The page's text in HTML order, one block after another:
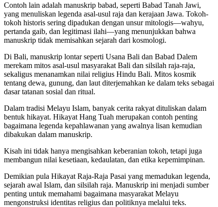
Contoh lain adalah manuskrip babad, seperti Babad Tanah Jawi,
yang menuliskan legenda asal-usul raja dan kerajaan Jawa. Tokoh-
tokoh historis sering dipadukan dengan unsur mitologis—wahyu,
pertanda gaib, dan legitimasi ilahi—yang menunjukkan bahwa
manuskrip tidak memisahkan sejarah dari kosmologi.
Di Bali, manuskrip lontar seperti Usana Bali dan Babad Dalem
merekam mitos asal-usul masyarakat Bali dan silsilah raja-raja,
sekaligus menanamkan nilai religius Hindu Bali. Mitos kosmik
tentang dewa, gunung, dan laut diterjemahkan ke dalam teks sebagai
dasar tatanan sosial dan ritual.
Dalam tradisi Melayu Islam, banyak cerita rakyat dituliskan dalam
bentuk hikayat. Hikayat Hang Tuah merupakan contoh penting
bagaimana legenda kepahlawanan yang awalnya lisan kemudian
dibakukan dalam manuskrip.
Kisah ini tidak hanya mengisahkan keberanian tokoh, tetapi juga
membangun nilai kesetiaan, kedaulatan, dan etika kepemimpinan.
Demikian pula Hikayat Raja-Raja Pasai yang memadukan legenda,
sejarah awal Islam, dan silsilah raja. Manuskrip ini menjadi sumber
penting untuk memahami bagaimana masyarakat Melayu
mengonstruksi identitas religius dan politiknya melalui teks.